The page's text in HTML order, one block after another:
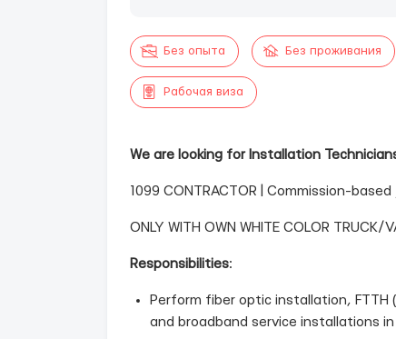
Без опыта Без проживания
Рабочая виза
We are looking for Installation
1099 CONTRACTOR | Commission-
ONLY WITH OWN WHITE COLOR TRUCK/
Responsibilities:
Perform fiber optic installation, FTTH
and broadband service installations